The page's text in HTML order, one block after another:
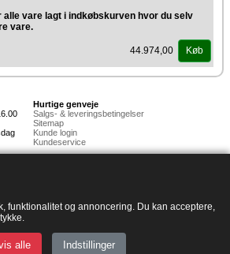
funktionalitet og annoncering. Du kan acceptere,
alle Indstillinger
vare lagt i indkøbskurven hvor du selv
vare.
44.974,00 Køb
Hurtige genveje
Salgs- & leveringsbetingelser
Sitemap
Kunde login
Kundeservice